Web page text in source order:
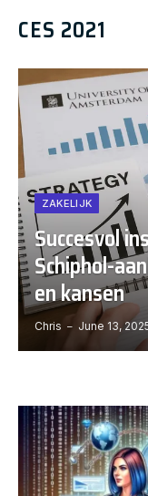
CES 2021
ZAKELIJK
Succesvol
Schiphol-
en kansen
Chris June 13,